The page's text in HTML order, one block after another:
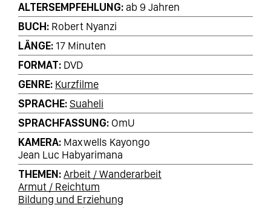
ALTERSEMPFEHLUNG ab 9 Jahren
BUCH Robert Nyanzi
LÄNGE 17 Minuten
FORMAT DVD
GENRE Kurzfilme
SPRACHE Suaheli
SPRACHFASSUNG OmU
KAMERA Maxwells Kayongo
Jean Luc Habyarimana
THEMEN Arbeit / Wanderarbeit
Armut / Reichtum
Bildung und Erziehung